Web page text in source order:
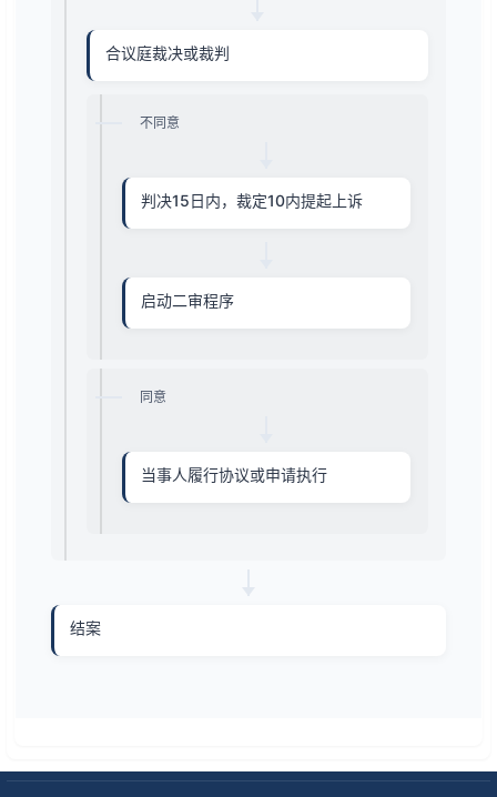
合议庭裁决或裁判
不同意
判决15日内，裁定10内提起上诉
启动二审程序
同意
当事人履行协议或申请执行
结案